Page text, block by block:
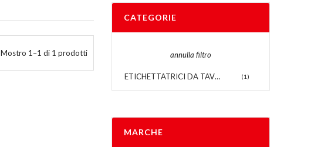
Mostro 1–1 di 1 prodotti
CATEGORIE
annulla filtro
ETICHETTATRICI DA TAVOLO (1)
MARCHE